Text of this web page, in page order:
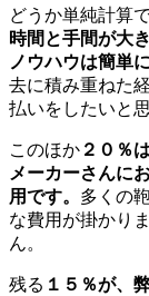
どうか単純計算
時間と手間が大
ノウハウは簡単
去に積み重ねた
払いをしたいと
このほか ２０％
メーカーさんに
用です。 多くの
な費用が掛かり
ん。
残る １５％が、